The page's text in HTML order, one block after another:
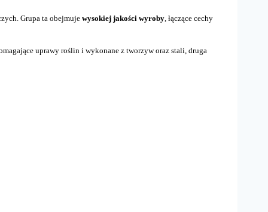
Grupa ta obejmuje wysokiej jakości wyroby, łączące cechy
uprawy roślin i wykonane z tworzyw oraz stali, druga